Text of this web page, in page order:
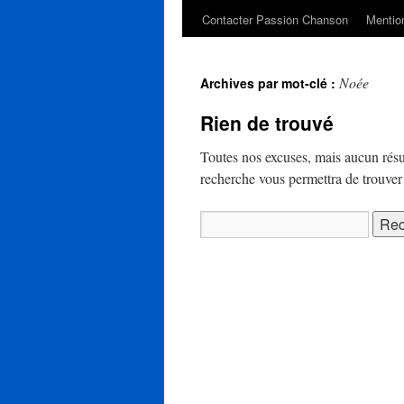
Contacter Passion Chanson
Archives par mot-clé : Noée
Rien de trouvé
Toutes nos excuses, mais aucun
recherche vous permettra de